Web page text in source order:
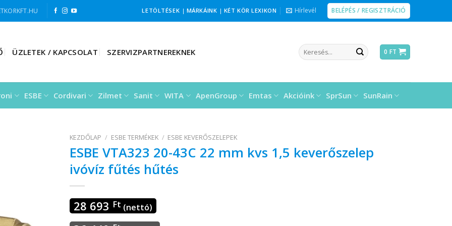
LETÖLTÉSEK | MÁRKÁINK | KÉT KÖR LEXIKON Hírlevél BELÉPÉS / REGISZTRÁCIÓ
ÜZLETEK / KAPCSOLAT SZERVIZPARTNEREKNEK
Keresés
a
0 FT
ESBE Cordivari Zilmet Sanit WITA ApenGroup Emtas Akcióink SprSun SunRain
KEZDŐLAP / ESBE TERMÉKEK / ESBE KEVERŐSZELEPEK
ESBE VTA323 20-43C 22 mm kvs 1,5 keverőszelep
ivóvíz fűtés hűtés
28 693 Ft (nettó)